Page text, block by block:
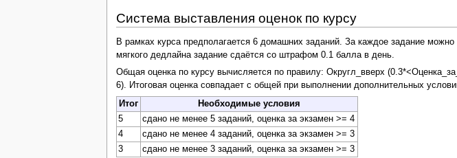
Система выставления оценок по курсу
В рамках курса предполагается 6 домашних заданий. За каждое задание
мягкого дедлайна задание сдаётся со штрафом 0.1 балла в день.
Общая оценка по курсу вычисляется по правилу: Округл_вверх
6). Итоговая оценка совпадает с общей при выполнении дополнительных
Итог
Необходимые условия
5
сдано не менее 5 заданий, оценка за экзамен >= 4
4
сдано не менее 4 заданий, оценка за экзамен >= 3
3
сдано не менее 3 заданий, оценка за экзамен >= 3